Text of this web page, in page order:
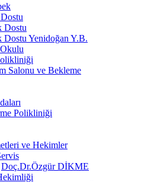
Dostu
Dostu Yenidoğan Y.B.
Salonu ve Bekleme
Polikliniği
ve Hekimler
Doç.Dr.Özgür DİKME